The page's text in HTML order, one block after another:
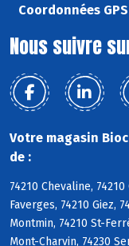
Coordonnées
Nous suivre
Votre magasin
de :
74210 Chevaline,
Faverges, 74210 Giez,
Montmin, 74210 St-
Mont-Charvin, 74230